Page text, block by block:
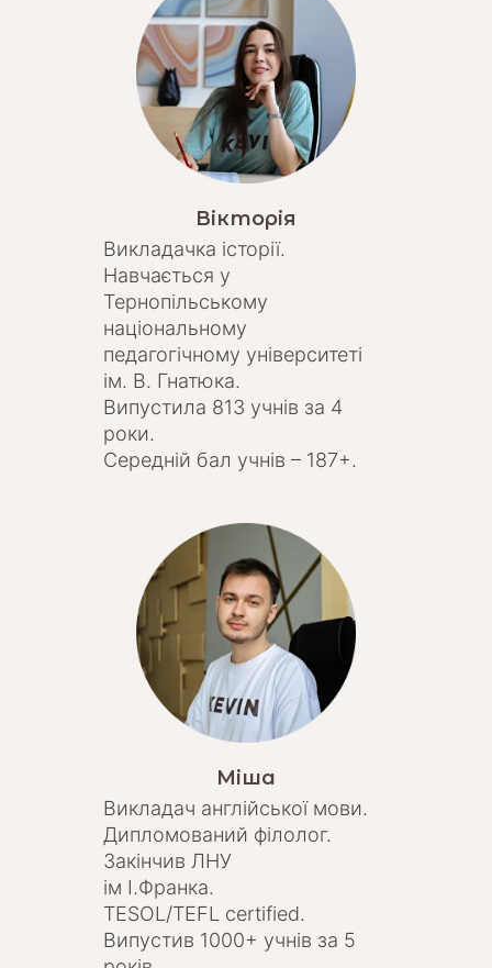
Вікторія
Викладачка історії.
Навчається у
Тернопільському
національному
педагогічному університеті
ім. В. Гнатюка.
Випустила 813 учнів за 4
роки.
Середній бал учнів – 187+.
Міша
Викладач англійської мови.
Дипломований філолог.
Закінчив ЛНУ
ім І.Франка.
TESOL/TEFL certified.
Випустив 1000+ учнів за 5